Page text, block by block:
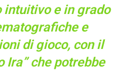
intuitivo e in grado
e
di gioco, con il
Ira” che potrebbe